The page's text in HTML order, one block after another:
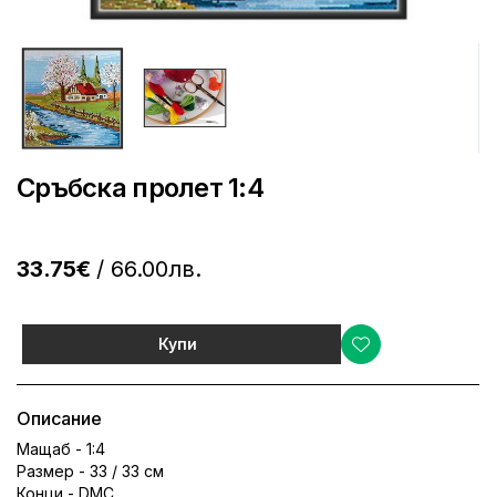
Сръбска пролет 1:4
33.75€ / 66.00лв.
Купи
Описание
Мащаб - 1:4
Размер - 33 / 33 см